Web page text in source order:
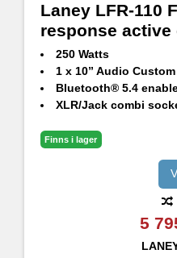
Laney LFR-110
response active
250 Watts
1 x 10” Audio Custom
Bluetooth® 5.4 enabled,
XLR/Jack combi
HF trim
Switchable front
Emulation switch -
Connect two units
Finns i lager
5